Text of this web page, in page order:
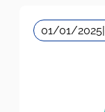
01/01/2025